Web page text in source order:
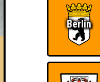
HIGHSCORE
FAQ
Seitenquiz #155
Happy Birthday, Olaf!
Berlin